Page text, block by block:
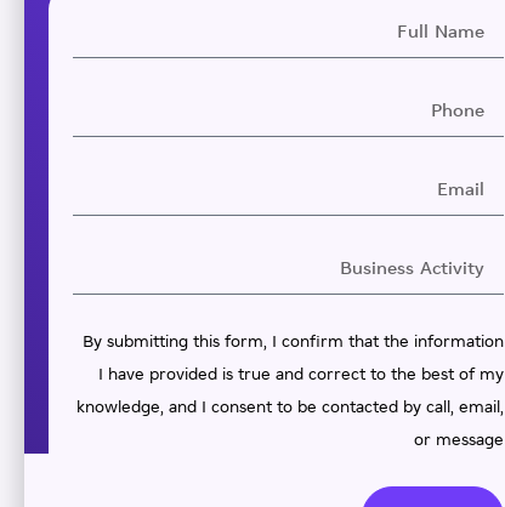
By submitting this form, I confirm that the information
I have provided is true and correct to the best of my
knowledge, and I consent to be contacted by call, email,
or message